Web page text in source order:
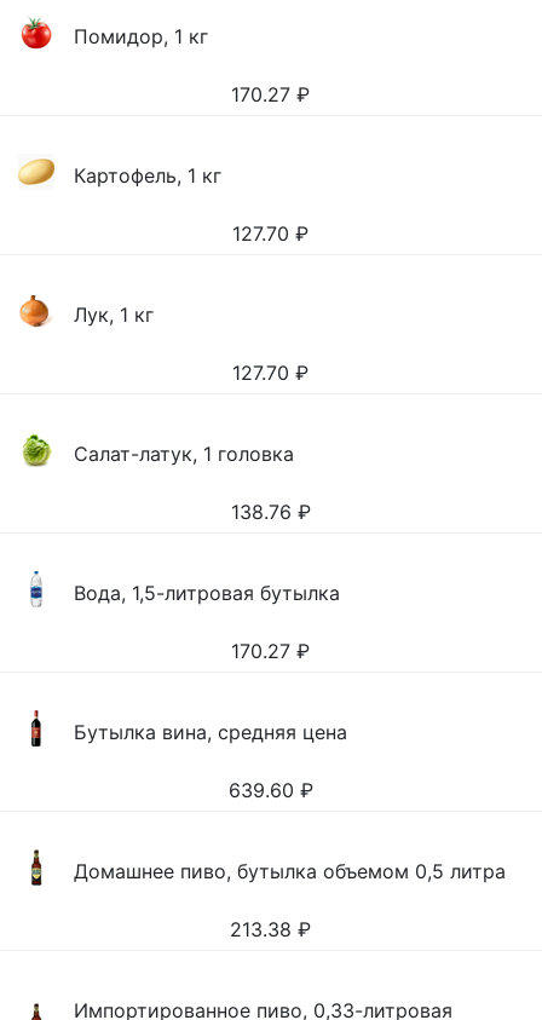
Помидор, 1 кг
170.27 ₽
Картофель, 1 кг
127.70 ₽
Лук, 1 кг
127.70 ₽
Салат-латук, 1 головка
138.76 ₽
Вода, 1,5-литровая бутылка
170.27 ₽
Бутылка вина, средняя цена
639.60 ₽
Домашнее пиво, бутылка объемом 0,5 литра
213.38 ₽
Импортированное пиво, 0,33-литровая